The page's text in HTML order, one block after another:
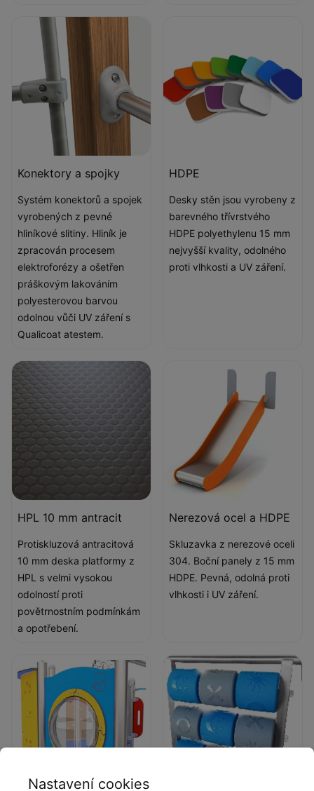
Konektory a spojky
Systém konektorů a spojek
vyrobených z pevné
hliníkové slitiny. Hliník je
zpracován procesem
elektroforézy a ošetřen
práškovým lakováním
polyesterovou barvou
odolnou vůči UV záření s
Qualicoat atestem.
HDPE
Desky stěn jsou vyrobeny z
barevného třívrstvého
HDPE polyethylenu 15 mm
nejvyšší kvality, odolného
proti vlhkosti a UV záření.
HPL 10 mm antracit
Protiskluzová antracitová
10 mm deska platformy z
HPL s velmi vysokou
odolností proti
povětrnostním podmínkám
a opotřebení.
Nerezová ocel a HDPE
Skluzavka z nerezové oceli
304. Boční panely z 15 mm
HDPE. Pevná, odolná proti
vlhkosti i UV záření.
Nastavení cookies